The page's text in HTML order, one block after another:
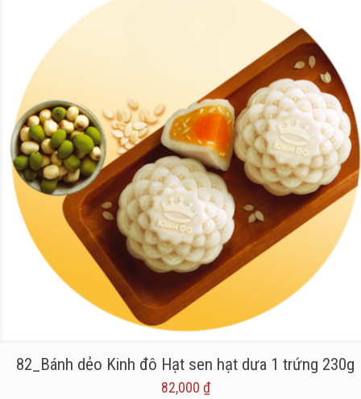
82_Bánh dẻo Kinh đô Hạt sen hạt dưa 1 trứng 230g
82,000 ₫